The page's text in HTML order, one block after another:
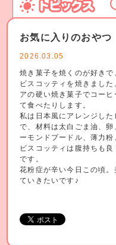
お気に入りのおやつ
2026.03.05
焼き菓子を焼くのが好きで
ビスコッティを焼きました
アの硬い焼き菓子でコーヒ
て食べたりします。
私は日本風にアレンジした
で、材料は太白ごま油、
ーモンドプードル、薄力粉
ビスコッティは腹持ちも
です。
花粉症が辛い今日この頃
ていきたいです♪